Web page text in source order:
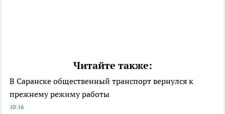
Читайте также:
В Саранске общественный транспорт вернулся к
прежнему режиму работы
10:16